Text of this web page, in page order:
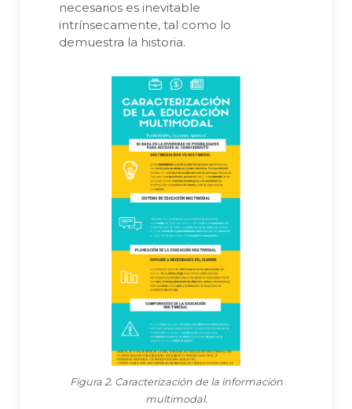
necesarios es inevitable
intrínsecamente, tal como lo
demuestra la historia.
Figura 2. Caracterización de la información
multimodal.